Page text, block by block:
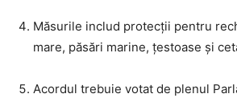
Măsurile includ protecții pentru
mare, păsări marine, țestoase și
Acordul trebuie votat de plenul